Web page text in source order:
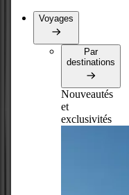
Voyages
Par
destinations
Nouveautés
et
exclusivités